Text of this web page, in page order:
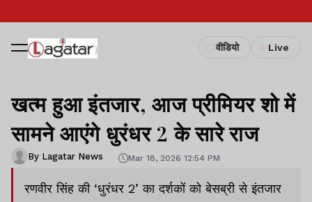
वीडियो Live
खत्म हुआ इंतजार, आज प्रीमियर शो में
सामने आएंगे धुरंधर 2 के सारे राज
By Lagatar News Mar 18, 2026 12:54 PM
रणवीर सिंह की ‘धुरंधर 2’ का दर्शकों को बेसब्री से इंतजार